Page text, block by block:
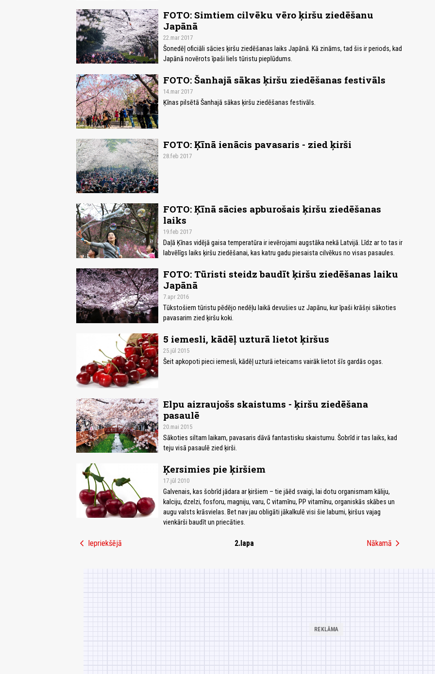
FOTO: Simtiem cilvēku vēro ķiršu ziedēšanu
Japānā
22.mar 2017
Šonedēļ oficiāli sācies ķiršu ziedēšanas laiks Japānā. Kā zināms, tad šis ir periods, kad
Japānā novērots īpaši liels tūristu pieplūdums.
FOTO: Šanhajā sākas ķiršu ziedēšanas festivāls
14.mar 2017
Ķīnas pilsētā Šanhajā sākas ķiršu ziedēšanas festivāls.
FOTO: Ķīnā ienācis pavasaris - zied ķirši
28.feb 2017
FOTO: Ķīnā sācies apburošais ķiršu ziedēšanas
laiks
19.feb 2017
Daļā Ķīnas vidējā gaisa temperatūra ir ievērojami augstāka nekā Latvijā. Līdz ar to tas ir
labvēlīgs laiks ķiršu ziedēšanai, kas katru gadu piesaista cilvēkus no visas pasaules.
FOTO: Tūristi steidz baudīt ķiršu ziedēšanas laiku
Japānā
7.apr 2016
Tūkstošiem tūristu pēdējo nedēļu laikā devušies uz Japānu, kur īpaši krāšņi sākoties
pavasarim zied ķiršu koki.
5 iemesli, kādēļ uzturā lietot ķiršus
25.jūl 2015
Šeit apkopoti pieci iemesli, kādēļ uzturā ieteicams vairāk lietot šīs gardās ogas.
Elpu aizraujošs skaistums - ķiršu ziedēšana
pasaulē
20.mai 2015
Sākoties siltam laikam, pavasaris dāvā fantastisku skaistumu. Šobrīd ir tas laiks, kad
teju visā pasaulē zied ķirši.
Ķersimies pie ķiršiem
17.jūl 2010
Galvenais, kas šobrīd jādara ar ķiršiem – tie jāēd svaigi, lai dotu organismam kāliju,
kalciju, dzelzi, fosforu, magniju, varu, C vitamīnu, PP vitamīnu, organiskās skābes un
augu valsts krāsvielas. Bet nav jau obligāti jākalkulē visi šie labumi, ķiršus vajag
vienkārši baudīt un priecāties.
chevron_left Iepriekšējā 2.lapa Nākamā chevron_right